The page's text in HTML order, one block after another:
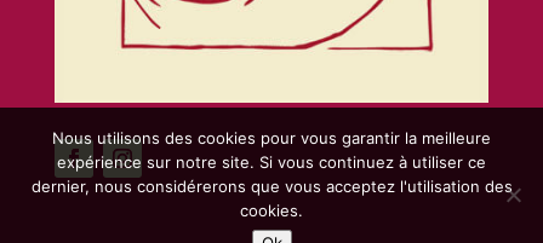
Nous utilisons des cookies pour vous garantir la meilleure
expérience sur notre site. Si vous continuez à utiliser ce
dernier, nous considérerons que vous acceptez l'utilisation des
cookies.